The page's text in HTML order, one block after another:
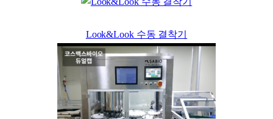
Look&Look 수동 결착기